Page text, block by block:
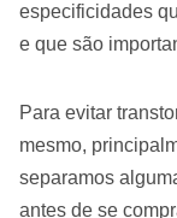
especificidades
e que são
Para evitar
mesmo,
separamos
antes de se